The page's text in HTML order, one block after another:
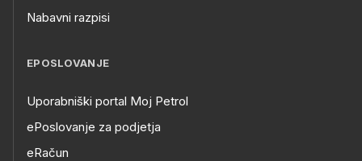
Nabavni razpisi
EPOSLOVANJE
Uporabniški portal Moj Petrol
ePoslovanje za podjetja
eRačun